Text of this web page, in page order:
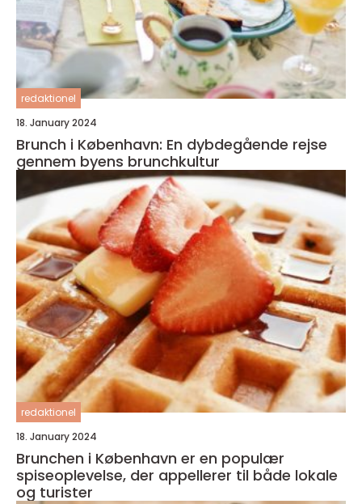
redaktionel
18. January 2024
Brunch i København: En dybdegående rejse
gennem byens brunchkultur
redaktionel
18. January 2024
Brunchen i København er en populær
spiseoplevelse, der appellerer til både lokale
og turister